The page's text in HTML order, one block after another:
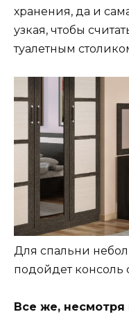
хранения, да и
узкая, чтобы
туалетным
Для спальни
подойдет консоль
Все же, несмотря